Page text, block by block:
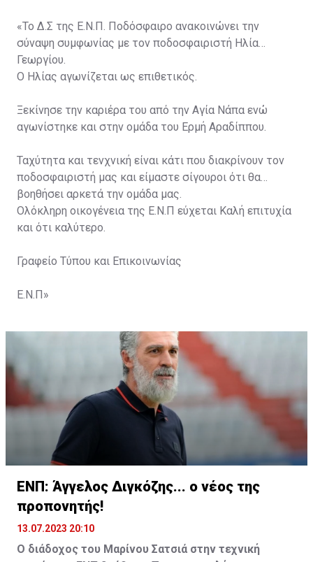
«Το Δ.Σ της Ε.Ν.Π. Ποδόσφαιρο ανακοινώνει την
σύναψη συμφωνίας με τον ποδοσφαιριστή Hλία
Γεωργίου.
O Ηλίας αγωνίζεται ως επιθετικός.
Ξεκίνησε την καριέρα του από την Αγία Νάπα ενώ
αγωνίστηκε και στην ομάδα του Ερμή Αραδίππου.
Ταχύτητα και τενχνική είναι κάτι που διακρίνουν τον
ποδοσφαιριστή μας και είμαστε σίγουροι ότι θα
βοηθήσει αρκετά την ομάδα μας.
Ολόκληρη οικογένεια της Ε.Ν.Π εύχεται Καλή επιτυχία
και ότι καλύτερο.
Γραφείο Τύπου και Επικοινωνίας
Ε.Ν.Π»
ΕΝΠ: Άγγελος Διγκόζης... ο νέος της
προπονητής!
13.07.2023 20:10
Ο διάδοχος του Μαρίνου Σατσιά στην τεχνική